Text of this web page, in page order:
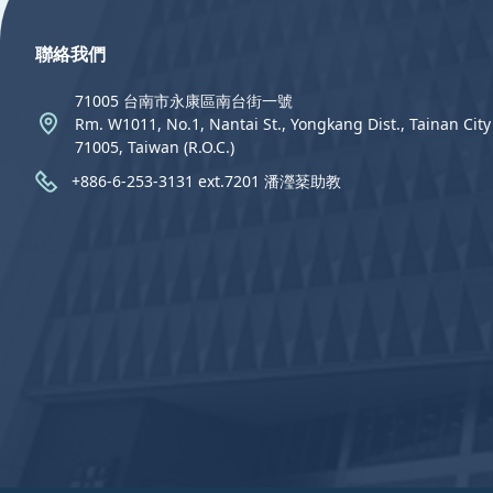
聯絡我們
71005 台南市永康區南台街一號
Rm. W1011, No.1, Nantai St., Yongkang Dist., Tainan City
71005, Taiwan (R.O.C.)
+886-6-253-3131 ext.7201 潘瀅棻助教